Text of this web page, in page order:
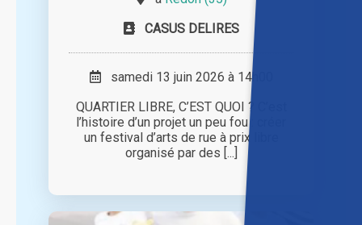
CASUS DELIRES
samedi 13 juin 2026 à 14h00
QUARTIER LIBRE, C’EST QUOI ? C’est
l’histoire d’un projet un peu fou : créer
un festival d’arts de rue à prix libre
organisé par des [...]